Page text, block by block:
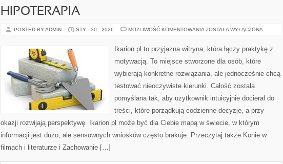
HIPOTERAPIA
POSTED BY ADMIN STY - 30 - 2026 MOŻLIWOŚĆ KOMENTOWANIA HIPOTERAPIA
ZOSTAŁA WYŁĄCZONA
Ikarion.pl to przyjazna witryna, która łączy praktykę z
motywacją. To miejsce stworzone dla osób, które
wybierają konkretne rozwiązania, ale jednocześnie chcą
testować nieoczywiste kierunki. Całość została
pomyślana tak, aby użytkownik intuicyjnie docierał do
treści, które porządkują codzienne decyzje, a przy
okazji rozwijają perspektywę. Ikarion.pl może być dla Ciebie mapą w świecie, w którym
informacji jest dużo, ale sensownych wniosków często brakuje. Przeczytaj także Konie w
filmach i literaturze i Zachowanie […]